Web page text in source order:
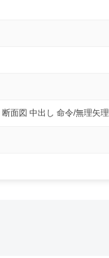
面図 中出し 命令/無理矢理